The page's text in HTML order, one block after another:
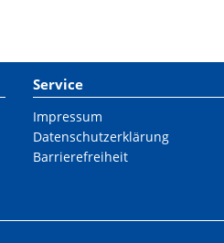
Service
Impressum
Datenschutzerklärung
Barrierefreiheit